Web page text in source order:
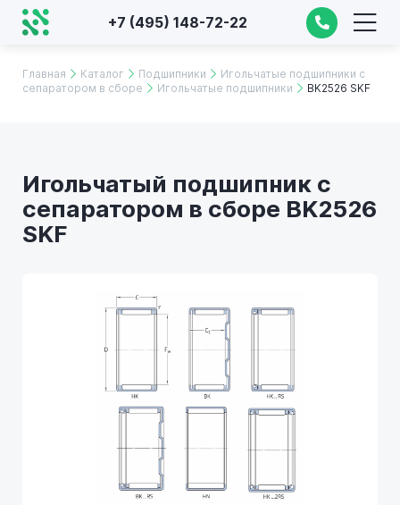
+7 (495) 148-72-22
Главная Каталог Подшипники
Игольчатые подшипники с
сепаратором в сборе
Игольчатые подшипники BK2526 SKF
Игольчатый подшипник с
сепаратором в сборе BK2526
SKF